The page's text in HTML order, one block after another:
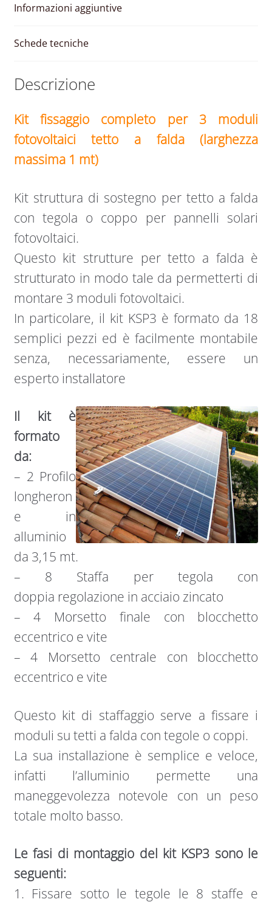
Informazioni aggiuntive
Schede tecniche
Descrizione
Kit fissaggio completo per 3 moduli
fotovoltaici tetto a falda (larghezza
massima 1 mt)
Kit struttura di sostegno per tetto a falda
con tegola o coppo per pannelli solari
fotovoltaici.
Questo kit strutture per tetto a falda è
strutturato in modo tale da permetterti di
montare 3 moduli fotovoltaici.
In particolare, il kit KSP3 è formato da 18
semplici pezzi ed è facilmente montabile
senza, necessariamente, essere un
esperto installatore
Il kit è
formato
da:
– 2 Profilo
longheron
e in
alluminio
da 3,15 mt.
– 8 Staffa per tegola con
doppia regolazione in acciaio zincato
– 4 Morsetto finale con blocchetto
eccentrico e vite
– 4 Morsetto centrale con blocchetto
eccentrico e vite
Questo kit di staffaggio serve a fissare i
moduli su tetti a falda con tegole o coppi.
La sua installazione è semplice e veloce,
infatti l’alluminio permette una
maneggevolezza notevole con un peso
totale molto basso.
Le fasi di montaggio del kit KSP3 sono le
seguenti:
1. Fissare sotto le tegole le 8 staffe e